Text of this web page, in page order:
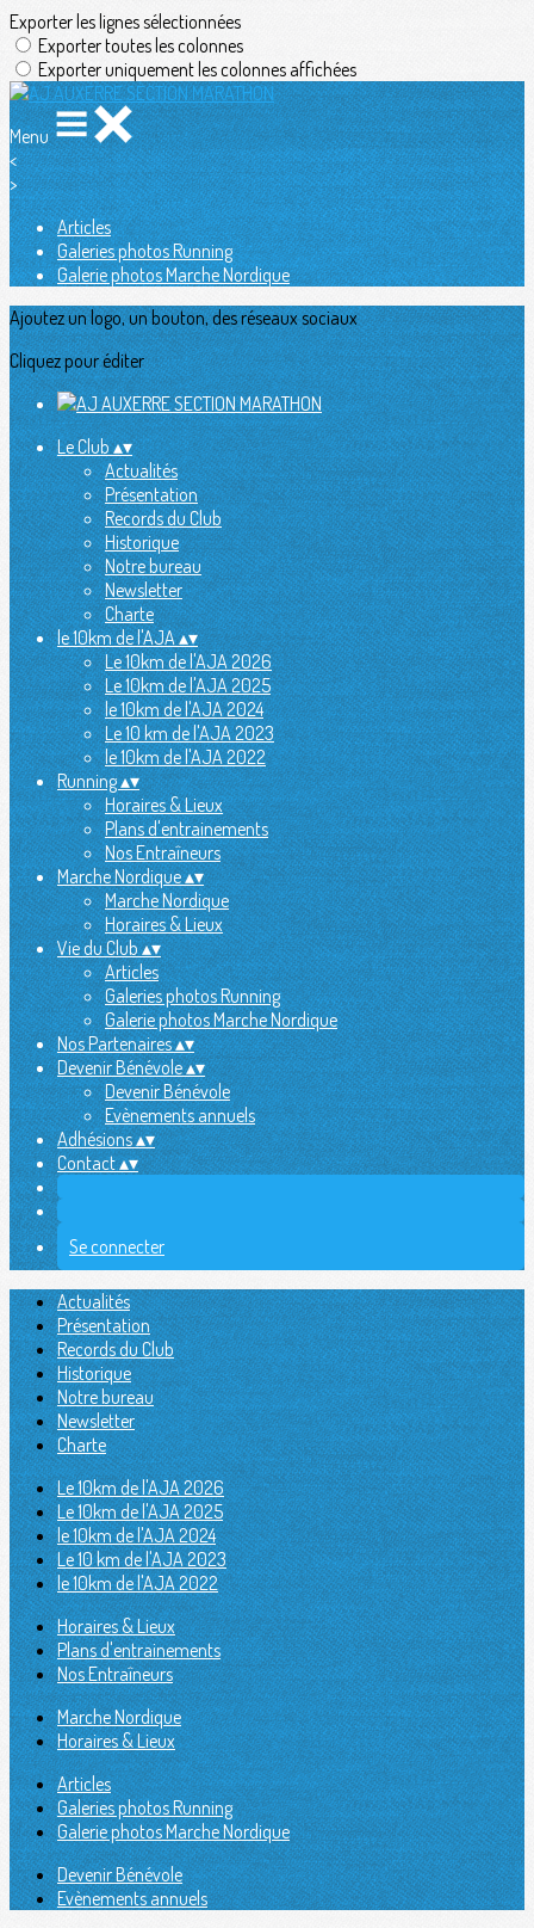
Exporter les lignes sélectionnées
Exporter toutes les colonnes
Exporter uniquement les colonnes affichées
Menu
<
>
Articles
Galeries photos Running
Galerie photos Marche Nordique
Ajoutez un logo, un bouton, des réseaux sociaux
Cliquez pour éditer
Le Club▴▾
Actualités
Présentation
Records du Club
Historique
Notre bureau
Newsletter
Charte
le 10km de l'AJA▴▾
Le 10km de l'AJA 2026
Le 10km de l'AJA 2025
le 10km de l'AJA 2024
Le 10 km de l'AJA 2023
le 10km de l'AJA 2022
Running▴▾
Horaires & Lieux
Plans d'entrainements
Nos Entraîneurs
Marche Nordique▴▾
Marche Nordique
Horaires & Lieux
Vie du Club▴▾
Articles
Galeries photos Running
Galerie photos Marche Nordique
Nos Partenaires▴▾
Devenir Bénévole▴▾
Devenir Bénévole
Evènements annuels
Adhésions▴▾
Contact▴▾
Se connecter
Actualités
Présentation
Records du Club
Historique
Notre bureau
Newsletter
Charte
Le 10km de l'AJA 2026
Le 10km de l'AJA 2025
le 10km de l'AJA 2024
Le 10 km de l'AJA 2023
le 10km de l'AJA 2022
Horaires & Lieux
Plans d'entrainements
Nos Entraîneurs
Marche Nordique
Horaires & Lieux
Articles
Galeries photos Running
Galerie photos Marche Nordique
Devenir Bénévole
Evènements annuels